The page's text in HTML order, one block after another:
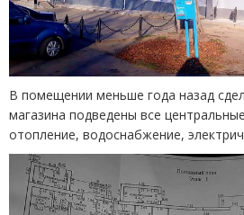
В помещении меньше года назад
магазина подведены все
отопление, водоснабжение,